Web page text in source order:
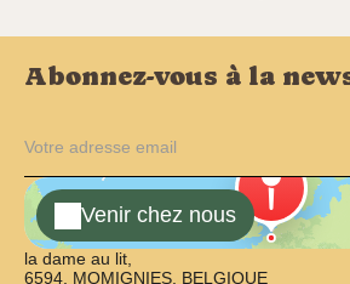
Abonnez-vous à la
Venir chez nous
la dame au lit,
6594, MOMIGNIES, BELGIQUE